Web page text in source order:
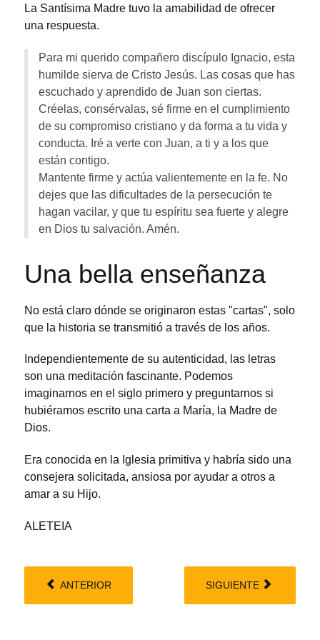
La Santísima Madre tuvo la amabilidad de ofrecer
una respuesta.
Para mi querido compañero discípulo Ignacio, esta
humilde sierva de Cristo Jesús. Las cosas que has
escuchado y aprendido de Juan son ciertas.
Créelas, consérvalas, sé firme en el cumplimiento
de su compromiso cristiano y da forma a tu vida y
conducta. Iré a verte con Juan, a ti y a los que
están contigo.
Mantente firme y actúa valientemente en la fe. No
dejes que las dificultades de la persecución te
hagan vacilar, y que tu espíritu sea fuerte y alegre
en Dios tu salvación. Amén.
Una bella enseñanza
No está claro dónde se originaron estas "cartas", solo
que la historia se transmitió a través de los años.
Independientemente de su autenticidad, las letras
son una meditación fascinante. Podemos
imaginarnos en el siglo primero y preguntarnos si
hubiéramos escrito una carta a María, la Madre de
Dios.
Era conocida en la Iglesia primitiva y habría sido una
consejera solicitada, ansiosa por ayudar a otros a
amar a su Hijo.
ALETEIA
ANTERIOR SIGUIENTE